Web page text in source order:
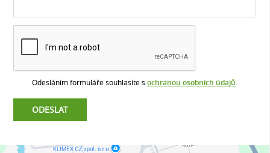
Odesláním formuláře souhlasíte s ochranou osobních údajů